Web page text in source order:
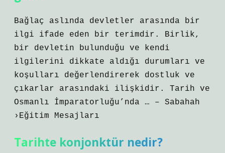
Bağlaç aslında devletler arasında bir
ilgi ifade eden bir terimdir. Birlik,
bir devletin bulunduğu ve kendi
ilgilerini dikkate aldığı durumları ve
koşulları değerlendirerek dostluk ve
çıkarlar arasındaki ilişkidir. Tarih ve
Osmanlı İmparatorluğu’nda … – Sabahah
›Eğitim Mesajları
Tarihte konjonktür nedir?